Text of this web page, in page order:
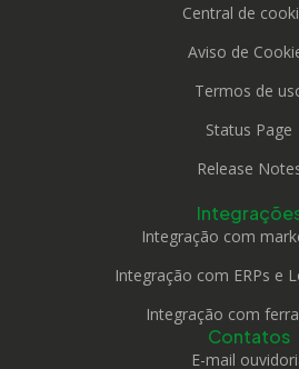
Central de
Aviso de
Termos de
Status Page
Release
Integração com
Integração com ERPs e
Integração com
Contatos
E-mail